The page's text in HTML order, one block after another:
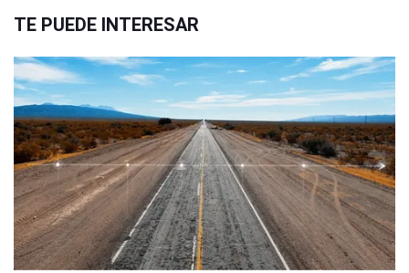
TE PUEDE INTERESAR